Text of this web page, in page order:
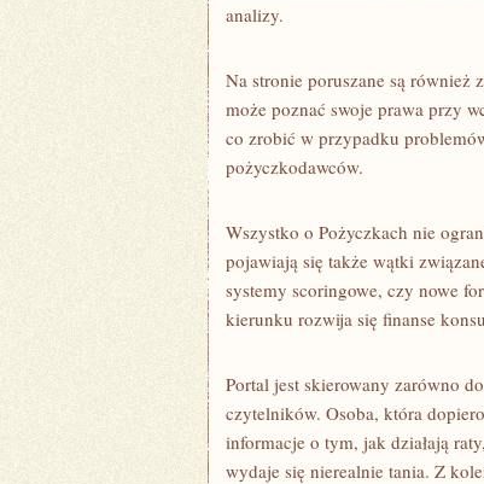
analizy.
Na stronie poruszane są również
może poznać swoje prawa przy
co zrobić w przypadku
pożyczkodawców.
Wszystko o Pożyczkach nie
pojawiają się także wątki
systemy scoringowe, czy nowe
kierunku rozwija się finanse
Portal jest skierowany zarówno
czytelników. Osoba, która
informacje o tym, jak działają
wydaje się nierealnie tania. Z